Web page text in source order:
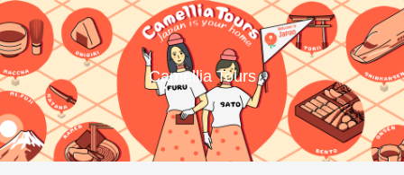
Camellia Tours